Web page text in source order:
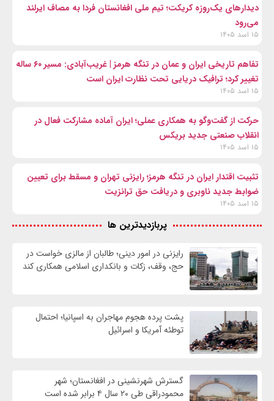
دیدارهای یک‌روزه کریکت؛ تیم ملی افغانستان فردا به مصاف ایرلند
می‌رود
۱۵ اسد ۱۴۰۵
تفاهم تاریخی ایران و عمان در تنگه هرمز | غریب‌آبادی: مسیر ۶۰ ساله
تغییر کرد؛ ترافیک دریایی تحت نظارت ایران است
۱۵ اسد ۱۴۰۵
حرکت از گفت‌وگو به همکاری عملی؛ ایران آماده مشارکت فعال در
انقلاب صنعتی جدید بریکس
۱۵ اسد ۱۴۰۵
تثبیت اقتدار ایران در تنگه هرمز؛ رایزنی تهران و مسقط برای تعیین
ضوابط جدید ناوبری و دریافت حق ترانزیت
۱۵ اسد ۱۴۰۵
پربازدیدترین ها
رایزنی در امور دینی؛ طالبان از مالزی خواست در
حج، وقف، زکات و بانکداری اسلامی همکاری کند
پشت پرده هجوم مهاجران به اسپانیا؛ احتمال
توطئه آمریکا و اسرائیل
گسترش شهرنشینی در افغانستان؛ شهر
محمودراقی طی ۲۰ سال ۴ برابر شده است